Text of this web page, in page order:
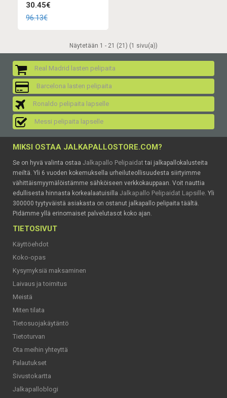
30.45€
96.13€
Näytetään 1 - 21 (21) (1 sivu(a))
Real Madrid lasten pelipaita
Barcelona lasten pelipaita
Ronaldo pelipaita lapselle
Messi pelipaita lapselle
MIKSI OSTAA JALKAPALLOSTORE.COM?
Se on hyvä valinta ostaa Jalkapallo Pelipaidattai jalkapallokalusteita
meiltä. Yli 6 vuoden kokemuksella urheiluteollisuudesta siirtyimme
vähittäismyymälöistämme sähköiseen verkkokauppaan. Voit nauttia
edullisesta hinnasta korkealaatuisilla Jalkapallo Pelipaidat Lapsille. Yli
300000 tyytyväistä asiakasta on ostanut jalkapallo pelipaita täältä.
Pidämme yllä erinomaiset palvelutasot koko ajan.
TIETOSIVUT
Käyttöehdot
Koko-opas
Kysymyksiä maksaminen
Laivaus ja toimitus
Meistä
Miten tilata
Tietosuojakäytäntö
Tietoturvan
Ota meihin yhteyttä
Palautukset
Sivustokartta
Jalkapalloblogi